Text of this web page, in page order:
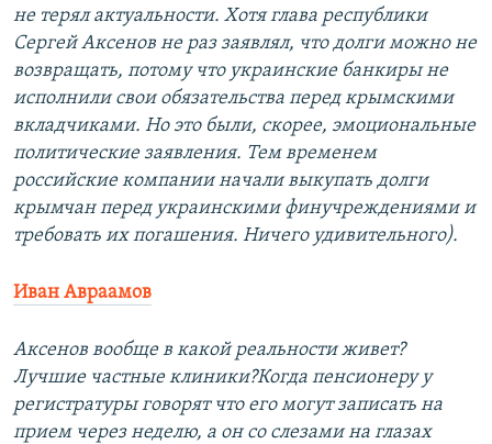
не терял актуальности. Хотя глава республики
Сергей Аксенов не раз заявлял, что долги можно не
возвращать, потому что украинские банкиры не
исполнили свои обязательства перед крымскими
вкладчиками. Но это были, скорее, эмоциональные
политические заявления. Тем временем
российские компании начали выкупать долги
крымчан перед украинскими финучреждениями и
требовать их погашения. Ничего удивительного).
Иван Авраамов
Аксенов вообще в какой реальности живет?
Лучшие частные клиники?Когда пенсионеру у
регистратуры говорят что его могут записать на
прием через неделю, а он со слезами на глазах